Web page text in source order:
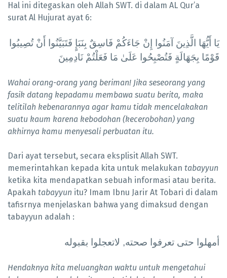
Hal ini ditegaskan oleh Allah SWT. di dalam AL Qur’a
surat Al Hujurat ayat 6:
يَا أَيُّهَا الَّذِينَ آمَنُوا إِنْ جَاءَكُمْ فَاسِقٌ بِنَبَإٍ فَتَبَيَّنُوا أَنْ تُصِيبُوا
قَوْمًا بِجَهَالَةٍ فَتُصْبِحُوا عَلَىٰ مَا فَعَلْتُمْ نَادِمِينَ
Wahai orang-orang yang beriman! Jika seseorang yang
fasik datang kepadamu membawa suatu berita, maka
telitilah kebenarannya agar kamu tidak mencelakakan
suatu kaum karena kebodohan (kecerobohan) yang
akhirnya kamu menyesali perbuatan itu.
Dari ayat tersebut, secara eksplisit Allah SWT.
memerintahkan kepada kita untuk melakukan tabayyun
ketika kita mendapatkan sebuah informasi atau berita.
Apakah tabayyun itu? Imam Ibnu Jarir At Tobari di dalam
tafisrnya menjelaskan bahwa yang dimaksud dengan
tabayyun adalah :
أمهلوا حتى تعرفوا صحته, لاتعجلوا بقبوله
Hendaknya kita meluangkan waktu untuk mengetahui